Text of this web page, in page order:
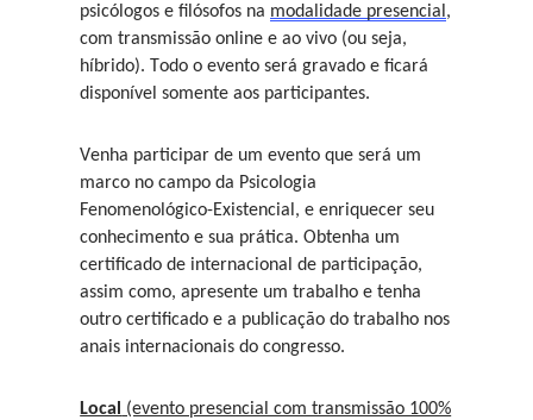
psicólogos e filósofos na modalidade presencial ,
com transmissão online e ao vivo (ou seja,
híbrido). Todo o evento será gravado e ficará
disponível somente aos participantes.
Venha participar de um evento que será um
marco no campo da Psicologia
Fenomenológico-Existencial, e enriquecer seu
conhecimento e sua prática. Obtenha um
certificado de internacional de participação,
assim como, apresente um trabalho e tenha
outro certificado e a publicação do trabalho nos
anais internacionais do congresso.
Local
(evento presencial com transmissão 100%